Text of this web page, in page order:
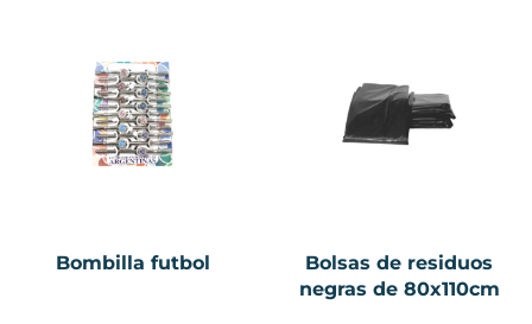
Bombilla futbol
Bolsas de residuos
negras de 80x110cm